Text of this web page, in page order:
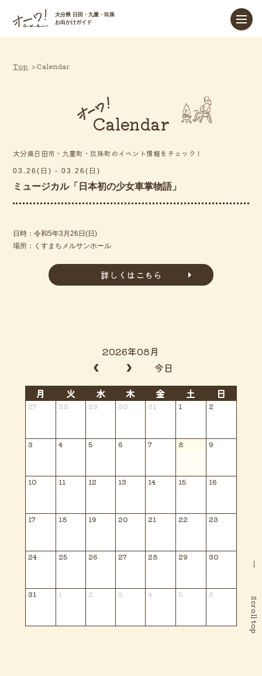
大分県 日田・九重・玖珠
お出かけガイド
Top Calendar
Calendar
大分県日田市・九重町・玖珠町のイベント情報をチェック！
03.26(日) - 03.26(日)
ミュージカル「日本初の少女車掌物語」
日時：令和5年3月26日(日)
場所：くすまちメルサンホール
詳しくはこちら
2026年08月
今日
月
火 水 木 金 土 日
27 28 29 30 31 1 2
3 4 5 6 7 8 9
10 11 12 13 14 15 16
17 18 19 20 21 22 23
24 25 26 27 28 29 30
31 1 2 3 4 5 6
Scroll top